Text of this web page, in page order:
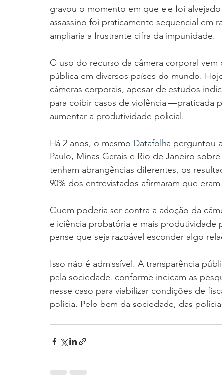
gravou o momento em que ele foi
assassino foi praticamente sequencial em
ampliaria a frustrante cifra da impunidade.
O uso do recurso da câmera corporal vem
pública em diversos países do mundo.
câmeras corporais, apesar de estudos
para coibir casos de violência —praticada
aumentar a produtividade policial.
Há 2 anos, o mesmo Datafolha perguntou
Paulo, Minas Gerais e Rio de Janeiro
tenham abrangências diferentes, os
90% dos entrevistados afirmaram que
Quem poderia ser contra a adoção da
eficiência probatória e mais
pense que seja razoável esconder algo
Isso não é admissível. A transparência
pela sociedade, conforme indicam as
nesse caso para viabilizar condições de
polícia. Pelo bem da sociedade, das